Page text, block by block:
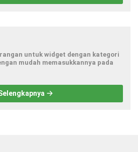
untuk widget dengan kategori
mudah memasukkannya pada